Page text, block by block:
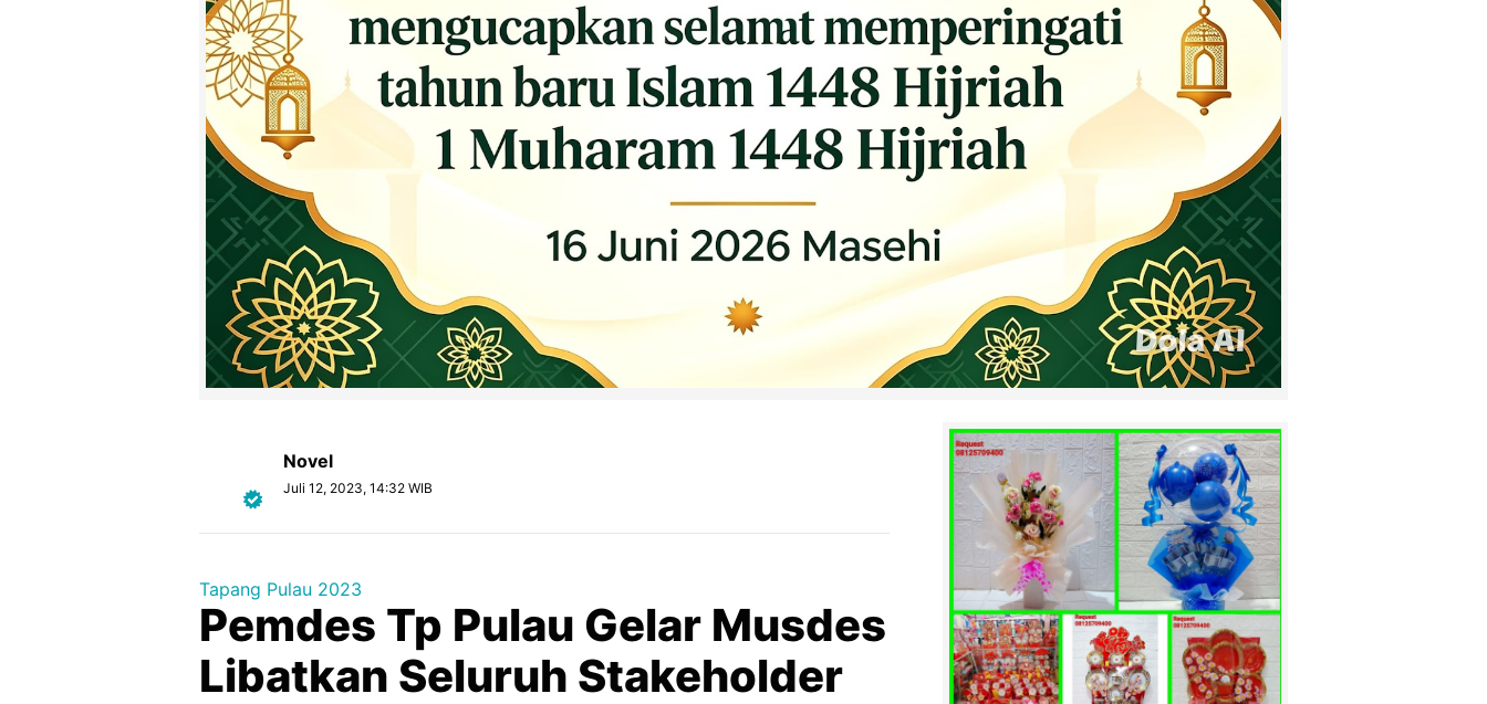
Novel
Juli 12, 2023, 14:32 WIB
Tapang Pulau 2023
Pemdes Tp Pulau Gelar Musdes
Libatkan Seluruh Stakeholder